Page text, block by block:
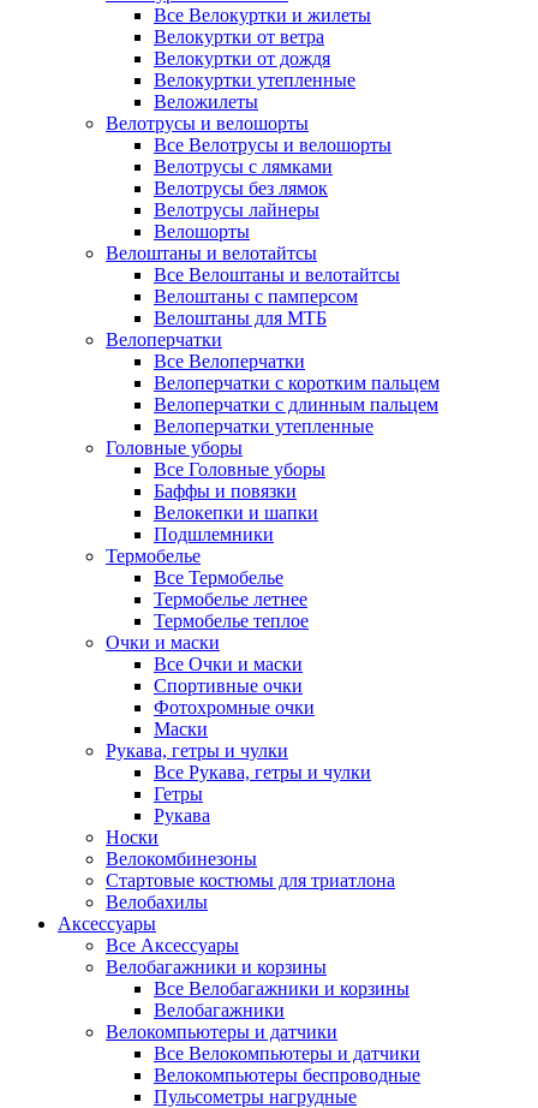
Все Велокуртки и жилеты
Велокуртки от ветра
Велокуртки от дождя
Велокуртки утепленные
Веложилеты
Велотрусы и велошорты
Все Велотрусы и велошорты
Велотрусы с лямками
Велотрусы без лямок
Велотрусы лайнеры
Велошорты
Велоштаны и велотайтсы
Все Велоштаны и велотайтсы
Велоштаны с памперсом
Велоштаны для МТБ
Велоперчатки
Все Велоперчатки
Велоперчатки с коротким пальцем
Велоперчатки с длинным пальцем
Велоперчатки утепленные
Головные уборы
Все Головные уборы
Баффы и повязки
Велокепки и шапки
Подшлемники
Термобелье
Все Термобелье
Термобелье летнее
Термобелье теплое
Очки и маски
Все Очки и маски
Спортивные очки
Фотохромные очки
Маски
Рукава, гетры и чулки
Все Рукава, гетры и чулки
Гетры
Рукава
Носки
Велокомбинезоны
Стартовые костюмы для триатлона
Велобахилы
Аксессуары
Все Аксессуары
Велобагажники и корзины
Все Велобагажники и корзины
Велобагажники
Велокомпьютеры и датчики
Все Велокомпьютеры и датчики
Велокомпьютеры беспроводные
Пульсометры нагрудные